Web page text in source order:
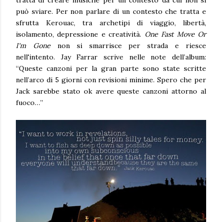
può sviare. Per non parlare di un contesto che tratta e
sfrutta Kerouac, tra archetipi di viaggio, libertà,
isolamento, depressione e creatività. One Fast Move Or
I'm Gone non si smarrisce per strada e riesce
nell'intento. Jay Farrar scrive nelle note dell’album:
“Queste canzoni per la gran parte sono state scritte
nell’arco di 5 giorni con revisioni minime. Spero che per
Jack sarebbe stato ok avere queste canzoni attorno al
fuoco…”